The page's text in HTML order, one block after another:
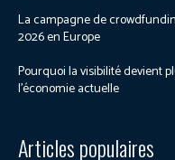
La campagne de
2026 en Europe
Pourquoi la visibilité devient
l’économie actuelle
Articles populaires